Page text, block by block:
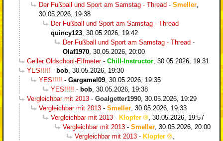
Der Fußball und Sport am Samstag - Thread - Smeller
30.05.2026, 19:38
Der Fußball und Sport am Samstag - Thread -
quincy123 30.05.2026, 19:42
Der Fußball und Sport am Samstag - Thread -
Olaf1970 30.05.2026, 20:00
Geiler Oldschool-Elfmeter- Chill-Instructor 30.05.2026, 19:31
YES!!!!! - bob 30.05.2026, 19:30
YES!!!!! - Gargamel09 30.05.2026, 19:35
YES!!!!! - bob 30.05.2026, 19:38
Vergleichbar mit 2013 - Goalgetter1990 30.05.2026, 19:29
Vergleichbar mit 2013 - Smeller 30.05.2026, 19:33
Vergleichbar mit 2013 - Klopfer
30.05.2026, 19:57
Vergleichbar mit 2013 - Smeller 30.05.2026, 20:00
Vergleichbar mit 2013 - Klopfer